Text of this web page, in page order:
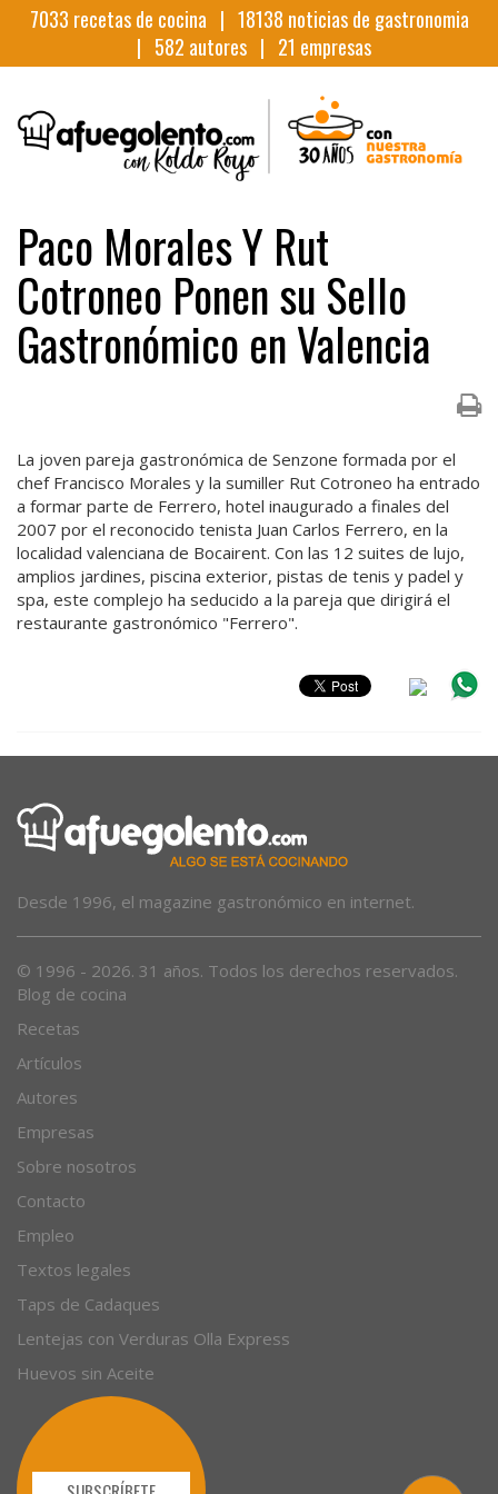
7033 recetas de cocina | 18138 noticias de gastronomia
| 582 autores | 21 empresas
Paco Morales Y Rut
Cotroneo Ponen su Sello
Gastronómico en Valencia
La joven pareja gastronómica de Senzone formada por el
chef Francisco Morales y la sumiller Rut Cotroneo ha entrado
a formar parte de Ferrero, hotel inaugurado a finales del
2007 por el reconocido tenista Juan Carlos Ferrero, en la
localidad valenciana de Bocairent. Con las 12 suites de lujo,
amplios jardines, piscina exterior, pistas de tenis y padel y
spa, este complejo ha seducido a la pareja que dirigirá el
restaurante gastronómico "Ferrero".
Desde 1996, el magazine gastronómico en internet.
© 1996 - 2026. 31 años. Todos los derechos reservados.
Blog de cocina
Recetas
Artículos
Autores
Empresas
Sobre nosotros
Contacto
Empleo
Textos legales
Taps de Cadaques
Lentejas con Verduras Olla Express
Huevos sin Aceite